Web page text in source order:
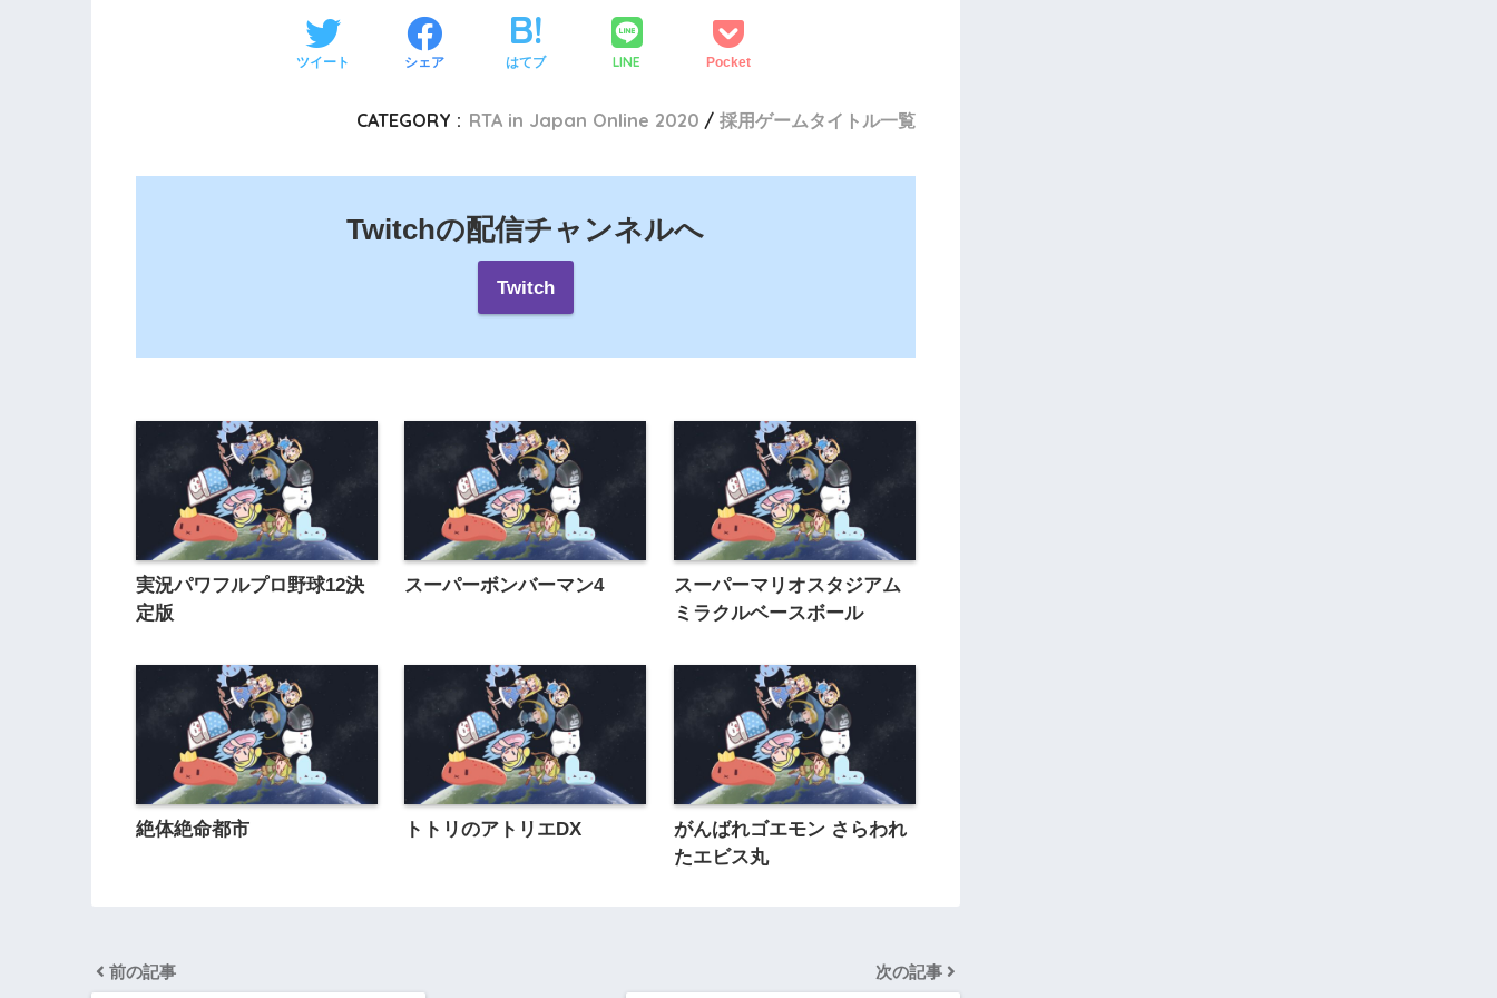
ツイート シェア はてブ LINE Pocket
CATEGORY : RTA in Japan Online 2020 採用ゲームタイトル一覧
Twitchの配信チャンネルへ
Twitch
実況パワフルプロ野球12決
定版
スーパーボンバーマン4
スーパーマリオスタジアム
ミラクルベースボール
絶体絶命都市 トトリのアトリエDX
がんばれゴエモン さらわれ
たエビス丸
前の記事 次の記事